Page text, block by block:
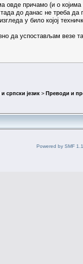
овде причамо (и о
до данас не треба да
у било којој
да успостављам везе
српски језик > Преводи и
Powered by SMF